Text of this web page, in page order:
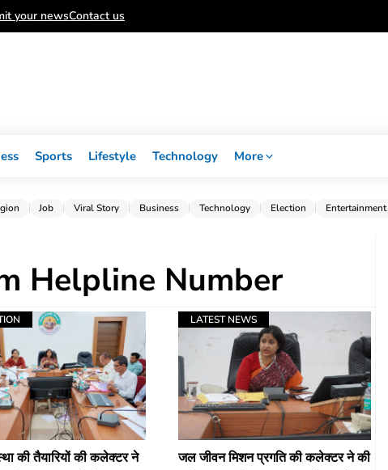
your newsContact us
Sports Lifestyle Technology More
Job Viral Story Business Technology Election Entertainment
Helpline Number
की तैयारियों की कलेक्टर ने
LATEST NEWS
जल जीवन मिशन प्रगति की कलेक्टर ने की